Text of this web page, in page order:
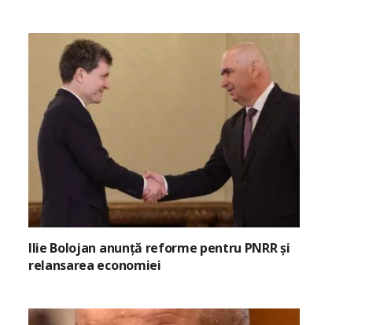
Ilie Bolojan anunță reforme pentru PNRR și
relansarea economiei